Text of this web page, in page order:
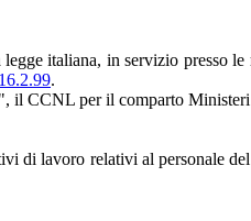
italiana, in servizio presso
.
il CCNL per il comparto
di lavoro relativi al personale